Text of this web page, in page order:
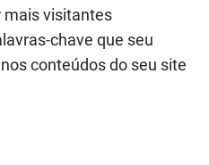
mais visitantes
chave que seu
conteúdos do seu site